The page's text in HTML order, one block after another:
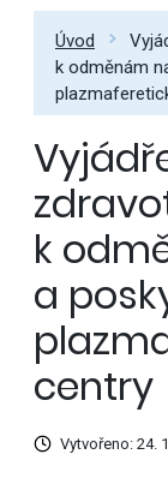
Úvod
k odměnám
k
a
centry
Vytvořeno: 24.